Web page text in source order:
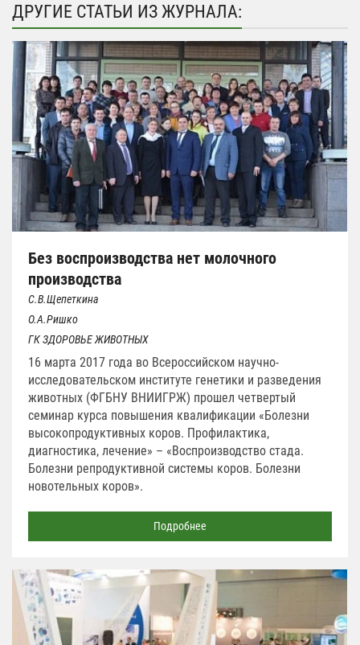
ДРУГИЕ СТАТЬИ ИЗ ЖУРНАЛА:
Без воспроизводства нет молочного
производства
С.В.Щепеткина
О.А.Ришко
ГК ЗДОРОВЬЕ ЖИВОТНЫХ
16 марта 2017 года во Всероссийском научно-
исследовательском институте генетики и разведения
животных (ФГБНУ ВНИИГРЖ) прошел четвертый
семинар курса повышения квалификации «Болезни
высокопродуктивных коров. Профилактика,
диагностика, лечение» – «Воспроизводство стада.
Болезни репродуктивной системы коров. Болезни
новотельных коров».
Подробнее